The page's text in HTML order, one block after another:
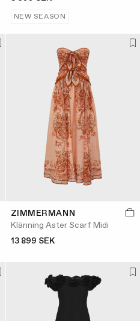
NEW SEASON
ZIMMERMANN
Klänning Aster Scarf Midi
13 899 SEK